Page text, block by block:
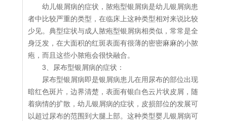
幼儿银屑病的症状，脓疱型银屑病是幼儿银屑病患
者中比较严重的类型，在临床上这种类型相对来说比较
少见。典型症状与成人脓疱型银屑病相类似，常常是全
身泛发，在大面积的红斑表面有很薄的密密麻麻的小脓
疱，而且这些小脓疱会很快融合。
3、尿布型银屑病的症状：
尿布型银屑病即是银屑病患儿在用尿布的部位出现
暗红色斑片，边界清楚，表面有银白色云片状皮屑，随
着病情的扩散，幼儿银屑病的症状，皮损部位的发展可
以超过尿布的范围到大腿上部。这种类型婴儿银屑病可